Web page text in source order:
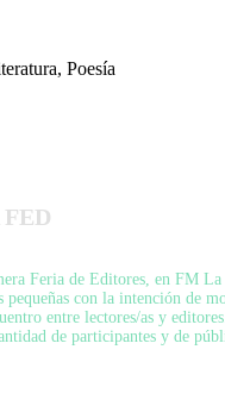
Poesía
Feria de Editores, en FM
con la intención de
entre lectores/as y
de participantes y de